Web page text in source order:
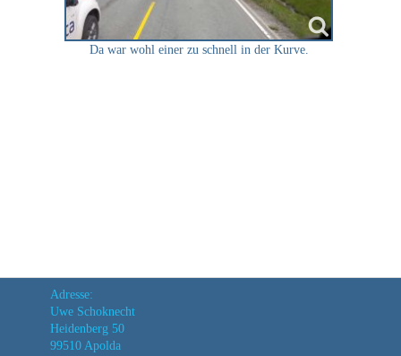
Da war wohl einer zu schnell in der Kurve.
Adresse:
Uwe Schoknecht
Heidenberg 50
99510 Apolda